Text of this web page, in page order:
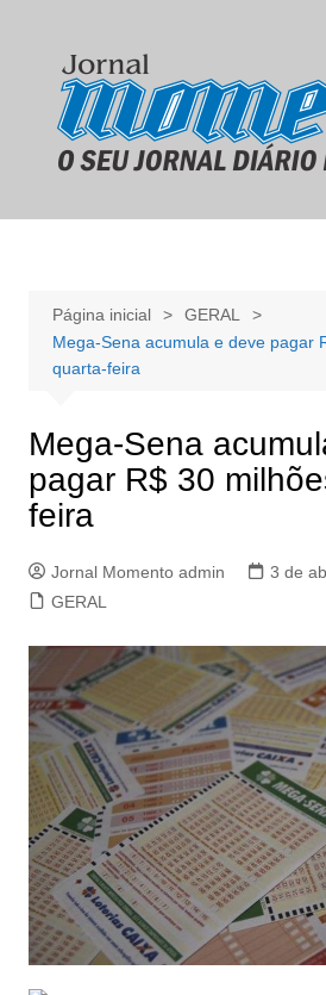
conteúdo
Página inicial
GERAL
Mega-Sena acumula e deve pagar
quarta-feira
Mega-Sena
pagar R$ 30
feira
Jornal Momento admin
3 de
GERAL